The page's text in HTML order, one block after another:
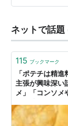
接、敷地内に
では、全12店
最新版、上海
ネットで話題
115 ブックマーク
「ポテチは精
主張が興味深
メ」「コンソメ